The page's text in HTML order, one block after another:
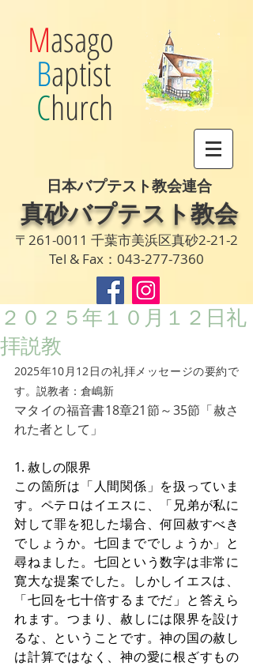
Masago
Baptist
Church
日本バプテスト教会連合
真砂バプテスト教会
〒261-0011 千葉市美浜区真砂2-21-2
Tel & Fax：043-277-7360
２０２５年１０月１２日礼
拝説教
2025年10月12日の礼拝メッセージの要約で
す。説教者：倉嶋新
マタイの福音書18章21節～35節「赦さ
れた者として」
1. 赦しの限界
この箇所は「人間関係」を扱っていま
す。ペテロはイエスに、「兄弟が私に
対して罪を犯した場合、何回赦すべき
でしょうか。七回まででしょうか」と
尋ねました。七回という数字は非常に
寛大な提案でした。しかしイエスは、
「七回を七十倍するまでだ」と答えら
れます。つまり、赦しには限界を設け
るな、ということです。神の国の赦し
は計算ではなく、神の愛に根ざすもの